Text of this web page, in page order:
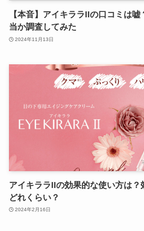
【本音】アイキララIIの口コミは
当か調査してみた
2024年11月13日
アイキララIIの効果的な使い方は？
どれくらい？
2024年2月16日